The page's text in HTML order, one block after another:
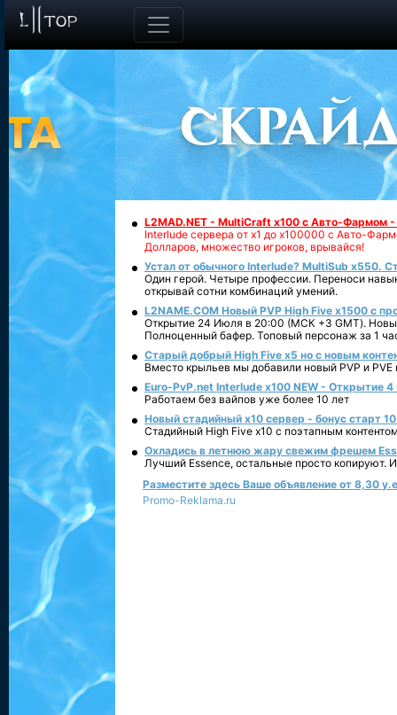
L2MAD.NET - MultiCraft x100 с Авто-Фармом
Interlude сервера от х1 до х100000 с Авто-
Долларов, множество игроков, врывайся!
Устал от обычного Interlude? MultiSub x550.
Один герой. Четыре профессии. Переноси
открывай сотни комбинаций умений.
L2NAME.COM Новый PVP High Five x1500 с
Открытие 24 Июля в 20:00 (МСК +3 GMT).
Полноценный бафер. Топовый персонаж за 1
Старый добрый High Five x5 но с новым
Вместо крыльев мы добавили новый PVP и PVE
Euro-PvP.net Interlude х100 NEW - Открытие 4
Работаем без вайпов уже более 10 лет
Новый стадийный х10 сервер - бонус старт
Стадийный High Five x10 с поэтапным
Охладись в летнюю жару свежим фрешем
Лучший Essence, остальные просто копируют.
Разместите здесь Ваше объявление от 8,30
Promo-Reklama.ru